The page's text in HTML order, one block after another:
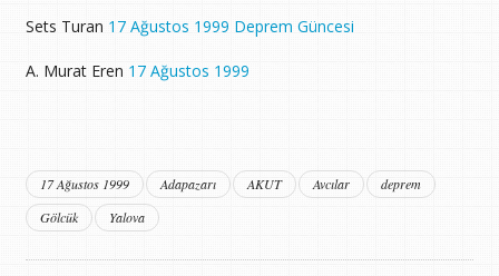
Sets Turan 17 Ağustos 1999 Deprem Güncesi
A. Murat Eren 17 Ağustos 1999
17 Ağustos 1999 Adapazarı AKUT Avcılar
deprem
Gölcük
Yalova